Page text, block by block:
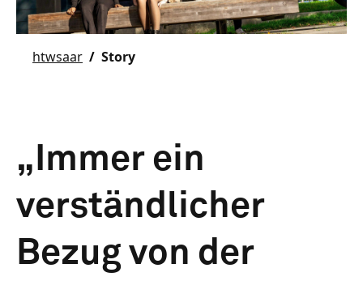
htwsaar Story
„Immer ein
verständlicher
Bezug von der